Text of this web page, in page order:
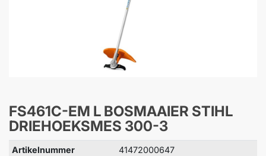
FS461C-EM L BOSMAAIER STIHL
DRIEHOEKSMES 300-3
Artikelnummer
41472000647